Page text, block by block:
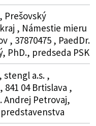
Prešovský
, Námestie mieru
, 37870475 , PaedDr.
PhD., predseda PSK
a.s. ,
841 04 Brtislava ,
Andrej Petrovaj,